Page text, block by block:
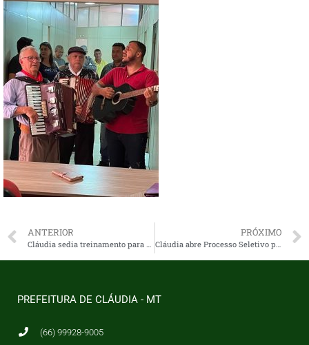
ANTERIOR PRÓXIMO
PREFEITURA DE CLÁUDIA - MT
(66) 99928-9005